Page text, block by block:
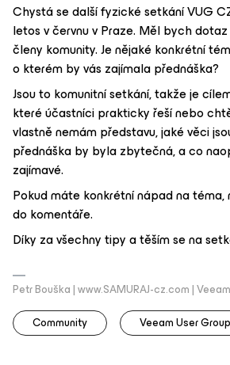
Chystá se další fyzické setkání VUG
letos v červnu v Praze. Měl bych
členy komunity. Je nějaké konkrétní
o kterém by vás zajímala přednáška?
Jsou to komunitní setkání, takže je
které účastníci prakticky řeší nebo
vlastně nemám představu, jaké věci
přednáška by byla zbytečná, a co
zajímavé.
Pokud máte konkrétní nápad na
do komentáře.
Díky za všechny tipy a těším se na
Petr Bouška | www.SAMURAJ-cz.com |
Community
Veeam User Group